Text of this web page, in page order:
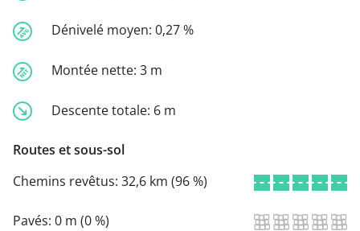
Dénivelé moyen: 0,27 %
Montée nette: 3 m
Descente totale: 6 m
Routes et sous-sol
Chemins revêtus: 32,6 km (96 %)
Pavés: 0 m (0 %)